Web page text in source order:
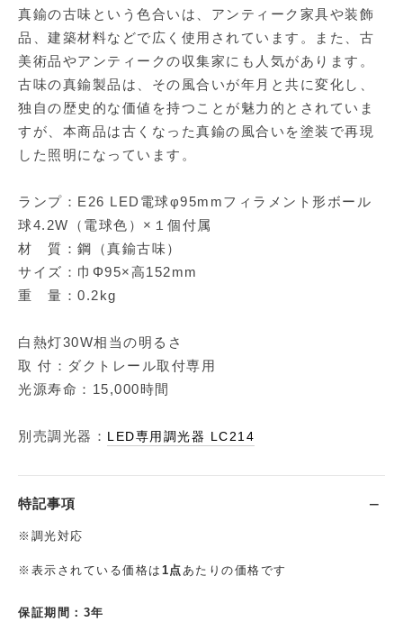
真鍮の古味という色合いは、アンティーク家具や装飾
品、建築材料などで広く使用されています。また、古
美術品やアンティークの収集家にも人気があります。
古味の真鍮製品は、その風合いが年月と共に変化し、
独自の歴史的な価値を持つことが魅力的とされていま
すが、本商品は古くなった真鍮の風合いを塗装で再現
した照明になっています。
ランプ：E26 LED電球φ95mmフィラメント形ボール
球4.2W（電球色）×１個付属
材 質：鋼（真鍮古味）
サイズ：巾Φ95×高152mm
重 量：0.2kg
白熱灯30W相当の明るさ
取 付：ダクトレール取付専用
光源寿命：15,000時間
別売調光器： LED専用調光器 LC214
特記事項
※調光対応
※表示されている価格は 1点あたりの価格です
保証期間：3年